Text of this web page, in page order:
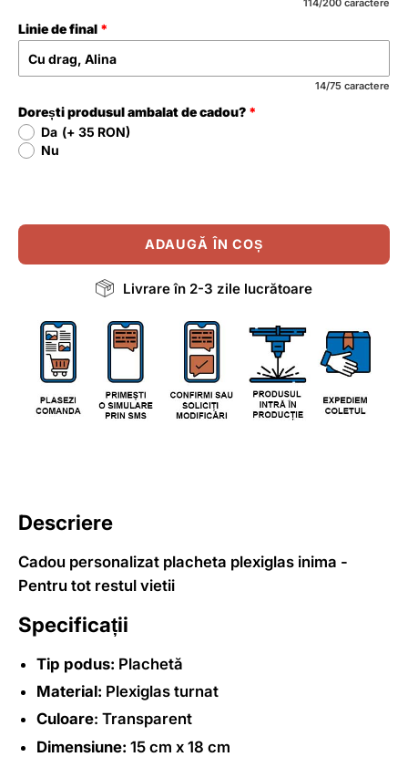
114/200 caractere
Linie de final
14/75 caractere
Dorești produsul ambalat de cadou?
Da (+ 35 RON)
Nu
ADAUGĂ ÎN COȘ
Livrare în 2-3 zile lucrătoare
Descriere
Cadou personalizat placheta plexiglas inima -
Pentru tot restul vietii
Specificații
Tip podus: Plachetă
Material: Plexiglas turnat
Culoare: Transparent
Dimensiune: 15 cm x 18 cm